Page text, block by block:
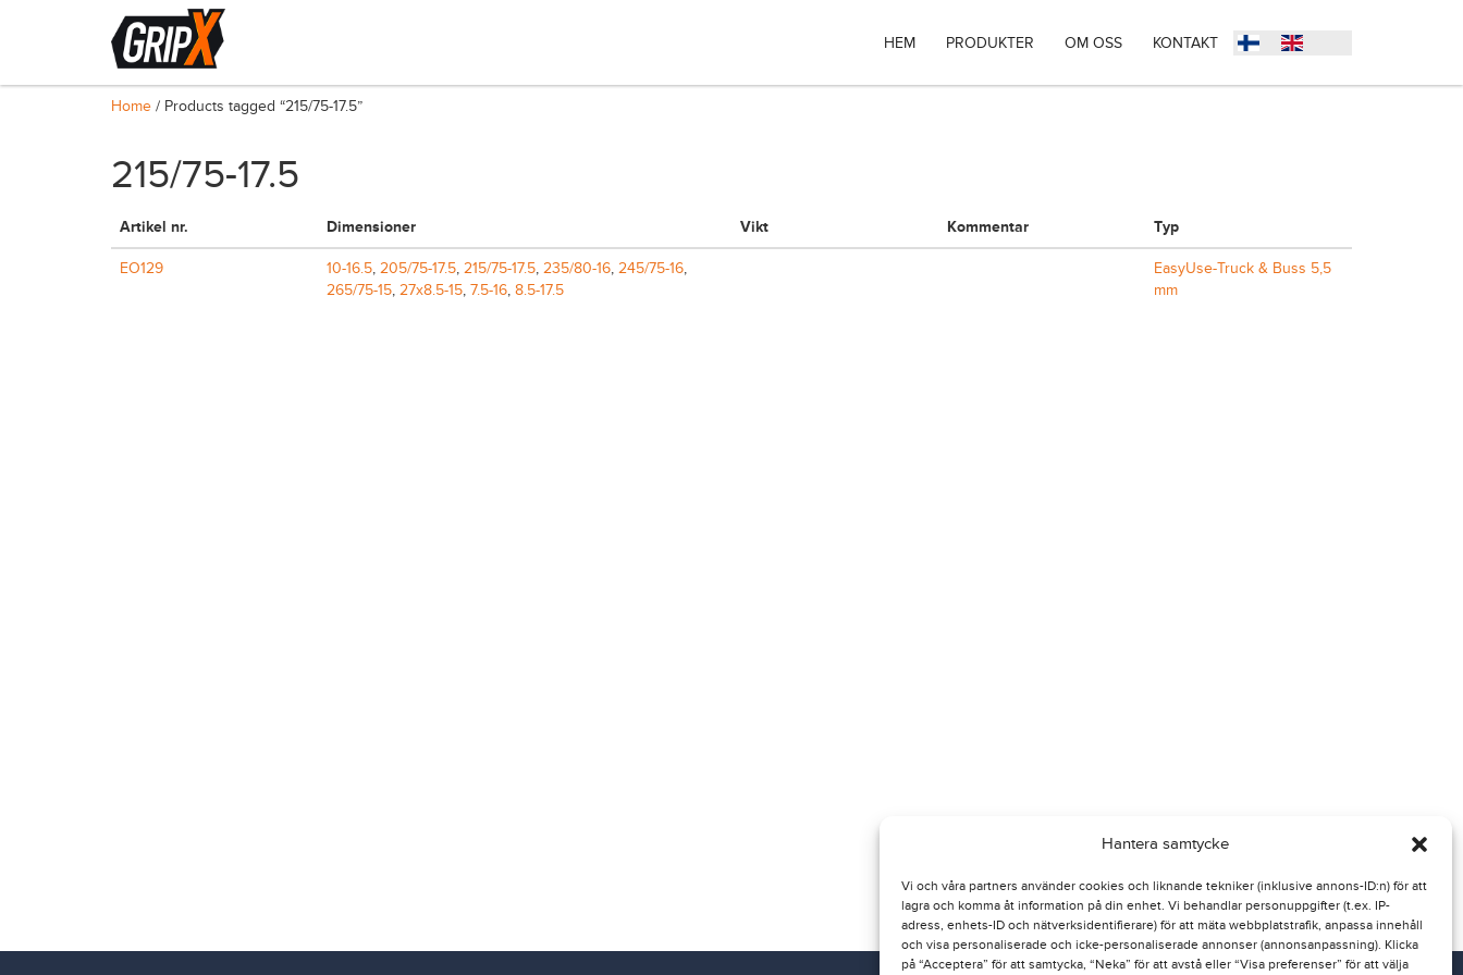
Hantera samtycke
Vi och våra partners använder cookies och liknande tekniker (inklusive annons-ID:n) för att
lagra och komma åt information på din enhet. Vi behandlar personuppgifter (t.ex. IP-
adress, enhets-ID och nätverksidentifierare) för att mäta webbplatstrafik, anpassa innehåll
och visa personaliserade och icke-personaliserade annonser (annonsanpassning). Klicka
på “Acceptera” för att samtycka, “Neka” för att avstå eller “Visa preferenser” för att välja
HEM PRODUKTER OM OSS KONTAKT
Home / Products tagged “215/75-17.5”
215/75-17.5
Artikel nr. Dimensioner Vikt Kommentar Typ
EO129 10-16.5, 205/75-17.5, 215/75-17.5, 235/80-16, 245/75-16,
265/75-15, 27x8.5-15, 7.5-16, 8.5-17.5
EasyUse-Truck & Buss 5,5
mm